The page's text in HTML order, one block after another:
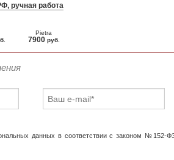
ручная работа
Pietra
7900 руб.
данных в соответствии с законом